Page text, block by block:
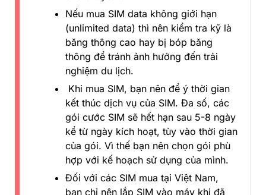
Nếu mua SIM data không giới hạn
(unlimited data) thì nên kiểm tra kỹ là
băng thông cao hay bị bóp băng
thông để tránh ảnh hưởng đến trải
nghiệm du lịch.
Khi mua SIM, bạn nên để ý thời gian
kết thúc dịch vụ của SIM. Đa số, các
gói cước SIM sẽ hết hạn sau 5-8 ngày
kể từ ngày kích hoạt, tùy vào thời gian
của gói. Vì thế bạn nên chọn gói phù
hợp với kế hoạch sử dụng của mình.
Đối với các SIM mua tại Việt Nam,
bạn chỉ nên lắp SIM vào máy khi đã